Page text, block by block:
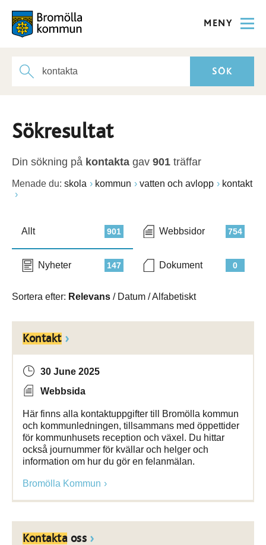
MENY
Sökresultat
Din sökning på kontakta gav 901 träffar
Menade du: skola kommun vatten och avlopp kontakt
901
Allt 754
Webbsidor
147
Nyheter 0
Dokument
Sortera efter: Relevans / Datum /Alfabetiskt
Kontakt
30 June 2025
Webbsida
Här finns alla kontaktuppgifter till Bromölla kommun
och kommunledningen, tillsammans med öppettider
för kommunhusets reception och växel. Du hittar
också journummer för kvällar och helger och
information om hur du gör en felanmälan.
Bromölla Kommun
Kontaktaoss